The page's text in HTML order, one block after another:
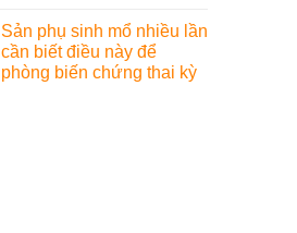
Sản phụ sinh mổ nhiều lần
cần biết điều này để
phòng biến chứng thai kỳ